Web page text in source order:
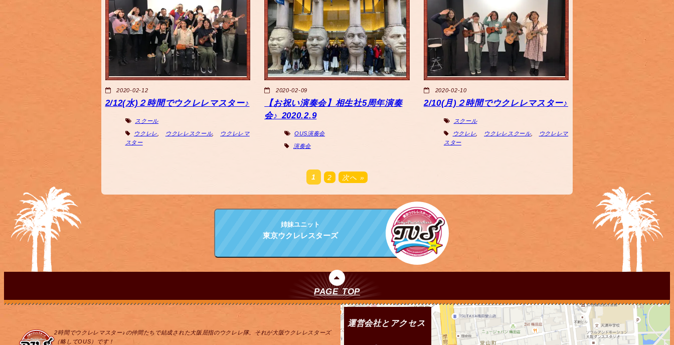
2020-02-12
2/12(水)２時間でウクレレマスター♪
スクール
ウクレレ ウクレレスクール,
ウクレレマ
スター
2020-02-09
【お祝い演奏会】相生社5周年演奏
会♪ 2020.2.9
OUS演奏会
演奏会
2020-02-10
2/10(月)２時間でウクレレマスター♪
スクール
ウクレレ ウクレレスクール,
ウクレレマ
スター
1 2 次へ »
姉妹ユニット
東京ウクレレスターズ
PAGE TOP
2時間でウクレレマスター♪の仲間たちで結成された大阪屈指のウクレレ隊。それが大阪ウクレレスターズ
（略してOUS）です！
運営会社とアクセス